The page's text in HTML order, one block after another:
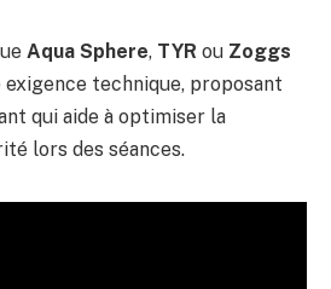
Aqua Sphere, TYR ou Zoggs
technique, proposant
qui aide à optimiser la
lors des séances.